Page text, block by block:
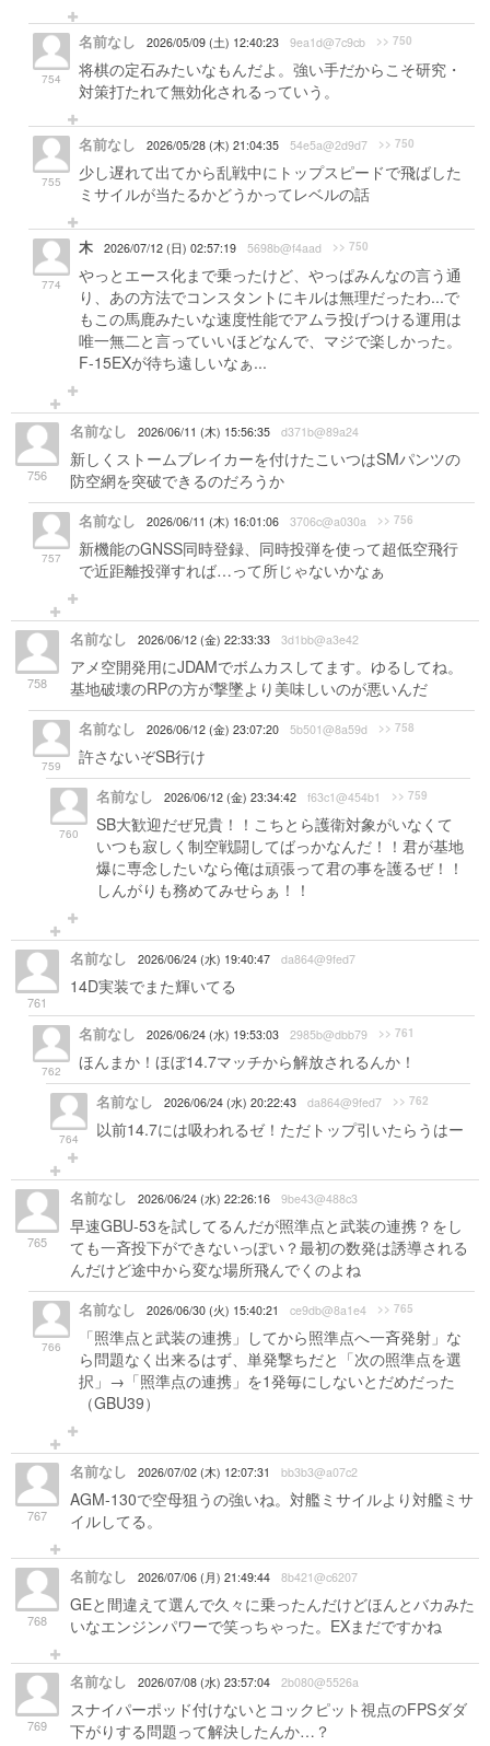
754
名前なし 2026/05/09 (土) 12:40:23 9ea1d@7c9cb >> 750
将棋の定石みたいなもんだよ。強い手だからこそ研究・
対策打たれて無効化されるっていう。
755
名前なし 2026/05/28 (木) 21:04:35 54e5a@2d9d7 >> 750
少し遅れて出てから乱戦中にトップスピードで飛ばした
ミサイルが当たるかどうかってレベルの話
774
木 2026/07/12 (日) 02:57:19 5698b@f4aad >> 750
やっとエース化まで乗ったけど、やっぱみんなの言う通
り、あの方法でコンスタントにキルは無理だったわ...で
もこの馬鹿みたいな速度性能でアムラ投げつける運用は
唯一無二と言っていいほどなんで、マジで楽しかった。
F-15EXが待ち遠しいなぁ...
756
名前なし 2026/06/11 (木) 15:56:35 d371b@89a24
新しくストームブレイカーを付けたこいつはSMパンツの
防空網を突破できるのだろうか
757
名前なし 2026/06/11 (木) 16:01:06 3706c@a030a >> 756
新機能のGNSS同時登録、同時投弾を使って超低空飛行
で近距離投弾すれば…って所じゃないかなぁ
758
名前なし 2026/06/12 (金) 22:33:33 3d1bb@a3e42
アメ空開発用にJDAMでボムカスしてます。ゆるしてね。
基地破壊のRPの方が撃墜より美味しいのが悪いんだ
759
名前なし 2026/06/12 (金) 23:07:20 5b501@8a59d >> 758
許さないぞSB行け
760
名前なし 2026/06/12 (金) 23:34:42 f63c1@454b1 >> 759
SB大歓迎だぜ兄貴！！こちとら護衛対象がいなくて
いつも寂しく制空戦闘してばっかなんだ！！君が基地
爆に専念したいなら俺は頑張って君の事を護るぜ！！
しんがりも務めてみせらぁ！！
761
名前なし 2026/06/24 (水) 19:40:47 da864@9fed7
14D実装でまた輝いてる
762
名前なし 2026/06/24 (水) 19:53:03 2985b@dbb79 >> 761
ほんまか！ほぼ14.7マッチから解放されるんか！
764
名前なし 2026/06/24 (水) 20:22:43 da864@9fed7 >> 762
以前14.7には吸われるゼ！ただトップ引いたらうはー
765
名前なし 2026/06/24 (水) 22:26:16 9be43@488c3
早速GBU-53を試してるんだが照準点と武装の連携？をし
ても一斉投下ができないっぽい？最初の数発は誘導される
んだけど途中から変な場所飛んでくのよね
766
名前なし 2026/06/30 (火) 15:40:21 ce9db@8a1e4 >> 765
「照準点と武装の連携」してから照準点へ一斉発射」な
ら問題なく出来るはず、単発撃ちだと「次の照準点を選
択」→「照準点の連携」を1発毎にしないとだめだった
（GBU39）
767
名前なし 2026/07/02 (木) 12:07:31 bb3b3@a07c2
AGM-130で空母狙うの強いね。対艦ミサイルより対艦ミサ
イルしてる。
768
名前なし 2026/07/06 (月) 21:49:44 8b421@c6207
GEと間違えて選んで久々に乗ったんだけどほんとバカみた
いなエンジンパワーで笑っちゃった。EXまだですかね
769
名前なし 2026/07/08 (水) 23:57:04 2b080@5526a
スナイパーポッド付けないとコックピット視点のFPSダダ
下がりする問題って解決したんか…？